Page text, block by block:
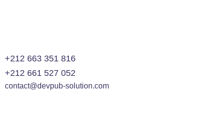
+212 663 351 816
+212 661 527 052
contact@devpub-solution.com